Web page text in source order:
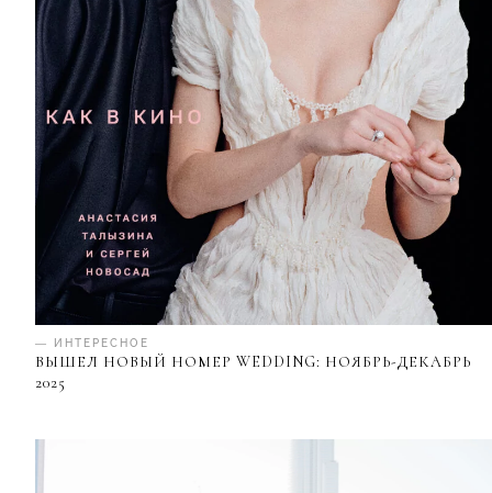
— ИНТЕРЕСНОЕ
ВЫШЕЛ НОВЫЙ НОМЕР WEDDING: НОЯБРЬ-ДЕКАБРЬ
2025